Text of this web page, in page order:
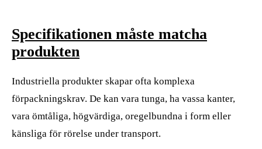
Specifikationen måste matcha
produkten
Industriella produkter skapar ofta komplexa
förpackningskrav. De kan vara tunga, ha vassa kanter,
vara ömtåliga, högvärdiga, oregelbundna i form eller
känsliga för rörelse under transport.